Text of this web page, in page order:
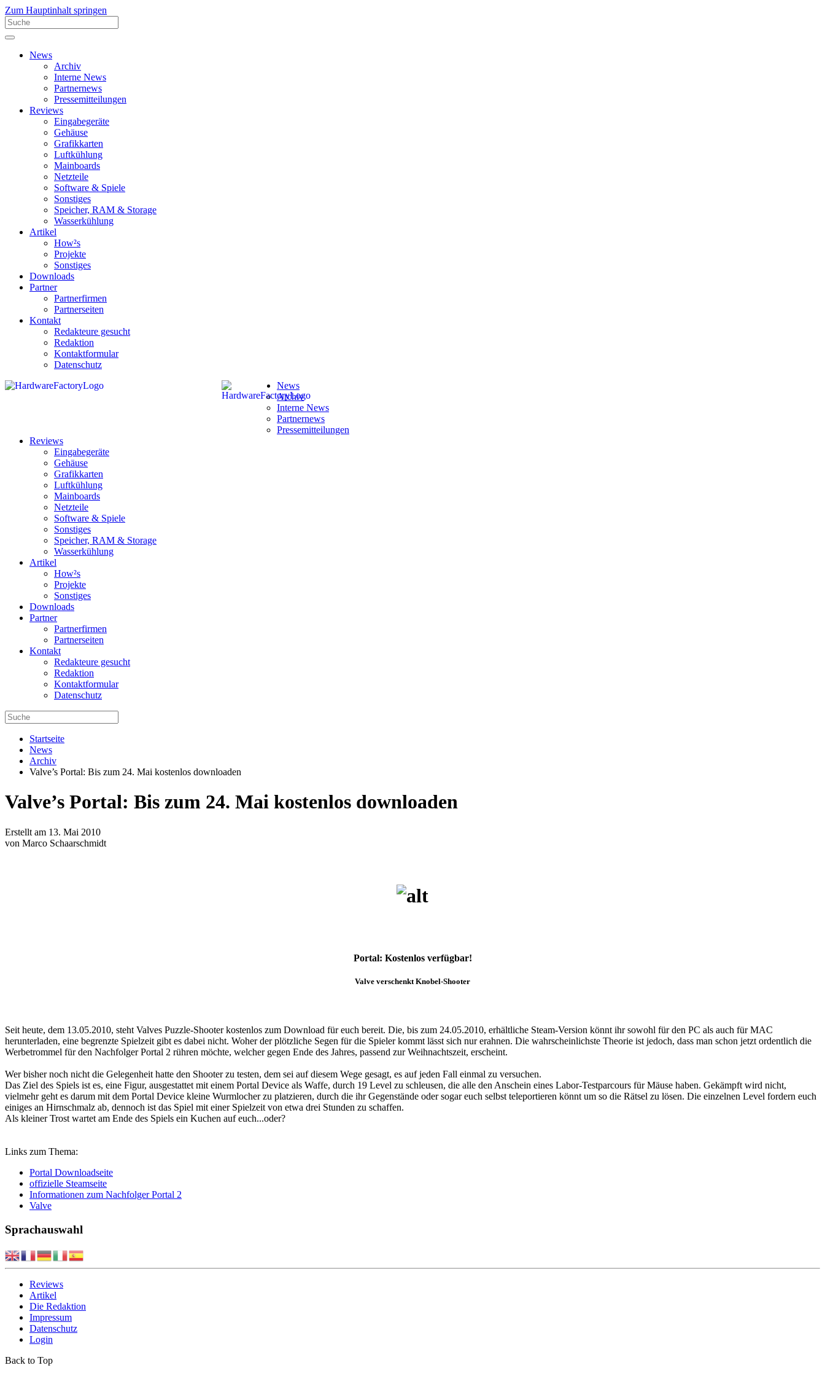
Zum Hauptinhalt springen
News
Archiv
Interne News
Partnernews
Pressemitteilungen
Reviews
Eingabegeräte
Gehäuse
Grafikkarten
Luftkühlung
Mainboards
Netzteile
Software & Spiele
Sonstiges
Speicher, RAM & Storage
Wasserkühlung
Artikel
How²s
Projekte
Sonstiges
Downloads
Partner
Partnerfirmen
Partnerseiten
Kontakt
Redakteure gesucht
Redaktion
Kontaktformular
Datenschutz
News
Archiv
Interne News
Partnernews
Pressemitteilungen
Reviews
Eingabegeräte
Gehäuse
Grafikkarten
Luftkühlung
Mainboards
Netzteile
Software & Spiele
Sonstiges
Speicher, RAM & Storage
Wasserkühlung
Artikel
How²s
Projekte
Sonstiges
Downloads
Partner
Partnerfirmen
Partnerseiten
Kontakt
Redakteure gesucht
Redaktion
Kontaktformular
Datenschutz
Startseite
News
Archiv
Valve’s Portal: Bis zum 24. Mai kostenlos downloaden
Valve’s Portal: Bis zum 24. Mai kostenlos downloaden
Erstellt am 13. Mai 2010
von Marco Schaarschmidt
Portal: Kostenlos verfügbar!
Valve verschenkt Knobel-Shooter
Seit heute, dem 13.05.2010, steht Valves Puzzle-Shooter kostenlos zum Download für euch bereit. Die, bis zum 24.05.2010, erhältliche Steam-Version könnt ihr sowohl für den PC als auch für MAC
herunterladen, eine begrenzte Spielzeit gibt es dabei nicht. Woher der plötzliche Segen für die Spieler kommt lässt sich nur erahnen. Die wahrscheinlichste Theorie ist jedoch, dass man schon jetzt ordentlich die
Werbetrommel für den Nachfolger Portal 2 rühren möchte, welcher gegen Ende des Jahres, passend zur Weihnachtszeit, erscheint.
Wer bisher noch nicht die Gelegenheit hatte den Shooter zu testen, dem sei auf diesem Wege gesagt, es auf jeden Fall einmal zu versuchen.
Das Ziel des Spiels ist es, eine Figur, ausgestattet mit einem Portal Device als Waffe, durch 19 Level zu schleusen, die alle den Anschein eines Labor-Testparcours für Mäuse haben. Gekämpft wird nicht,
vielmehr geht es darum mit dem Portal Device kleine Wurmlocher zu platzieren, durch die ihr Gegenstände oder sogar euch selbst teleportieren könnt um so die Rätsel zu lösen. Die einzelnen Level fordern euch
einiges an Hirnschmalz ab, dennoch ist das Spiel mit einer Spielzeit von etwa drei Stunden zu schaffen.
Als kleiner Trost wartet am Ende des Spiels ein Kuchen auf euch...oder?
Links zum Thema:
Portal Downloadseite
offizielle Steamseite
Informationen zum Nachfolger Portal 2
Valve
Sprachauswahl
Reviews
Artikel
Die Redaktion
Impressum
Datenschutz
Login
Back to Top